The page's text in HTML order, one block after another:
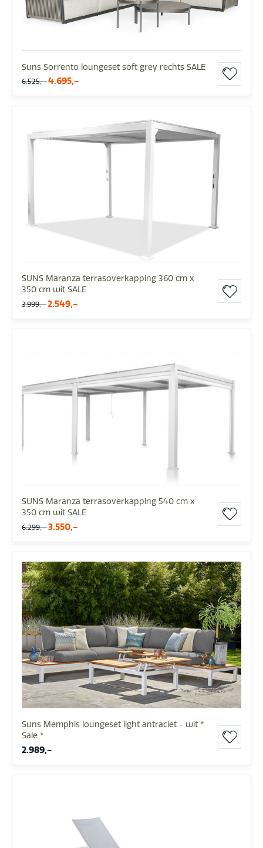
Suns Sorrento loungeset soft grey rechts SALE
6.525,- 4.695,-
SUNS Maranza terrasoverkapping 360 cm x
350 cm wit SALE
3.999,- 2.549,-
SUNS Maranza terrasoverkapping 540 cm x
350 cm wit SALE
6.299,- 3.550,-
Suns Memphis loungeset light antraciet - wit *
Sale *
2.989,-